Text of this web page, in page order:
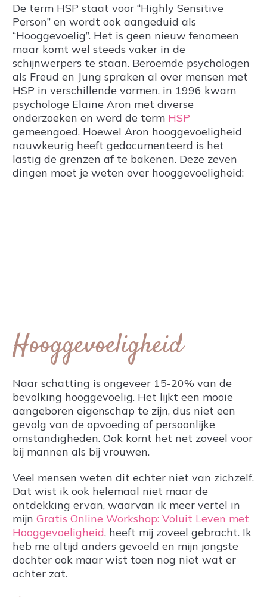
De term HSP staat voor “Highly Sensitive
Person” en wordt ook aangeduid als
“Hooggevoelig”. Het is geen nieuw fenomeen
maar komt wel steeds vaker in de
schijnwerpers te staan. Beroemde psychologen
als Freud en Jung spraken al over mensen met
HSP in verschillende vormen, in 1996 kwam
psychologe Elaine Aron met diverse
onderzoeken en werd de term HSP
gemeengoed. Hoewel Aron hooggevoeligheid
nauwkeurig heeft gedocumenteerd is het
lastig de grenzen af te bakenen. Deze zeven
dingen moet je weten over hooggevoeligheid:
Hooggevoeligheid
Naar schatting is ongeveer 15-20% van de
bevolking hooggevoelig. Het lijkt een mooie
aangeboren eigenschap te zijn, dus niet een
gevolg van de opvoeding of persoonlijke
omstandigheden. Ook komt het net zoveel voor
bij mannen als bij vrouwen.
Veel mensen weten dit echter niet van zichzelf.
Dat wist ik ook helemaal niet maar de
ontdekking ervan, waarvan ik meer vertel in
mijn Gratis Online Workshop: Voluit Leven met
Hooggevoeligheid, heeft mij zoveel gebracht. Ik
heb me altijd anders gevoeld en mijn jongste
dochter ook maar wist toen nog niet wat er
achter zat.